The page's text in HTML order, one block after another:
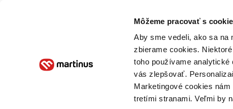
Môžeme pracovať s
Aby sme vedeli, ako sa na
zbierame cookies.
toho používame
vás zlepšovať.
Marketingové cookies
tretími stranami. Veľmi by
Poukážky Kontakt